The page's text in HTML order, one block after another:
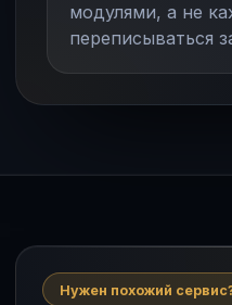
модулями, а не
переписываться
Нужен похожий